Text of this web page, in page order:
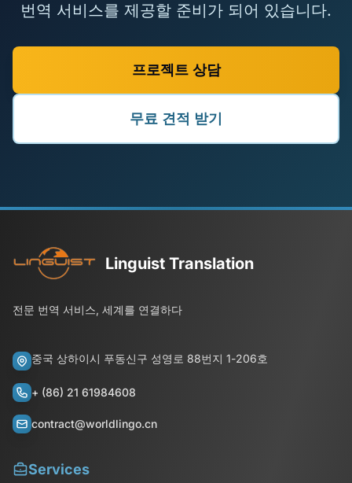
번역 서비스를 제공할 준비가 되어 있습니다.
프로젝트 상담
무료 견적 받기
Linguist Translation
전문 번역 서비스, 세계를 연결하다
중국 상하이시 푸동신구 성영로 88번지 1-206호
+ (86) 21 61984608
contract@worldlingo.cn
Services